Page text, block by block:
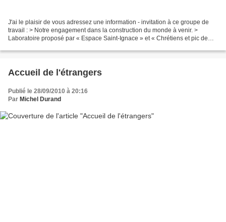
J'ai le plaisir de vous adressez une information - invitation à ce groupe de
travail : > Notre engagement dans la construction du monde à venir. >
Laboratoire proposé par « Espace Saint-Ignace » et « Chrétiens et pic de
Accueil de l'étrangers
Publié le 28/09/2010 à 20:16
Par Michel Durand